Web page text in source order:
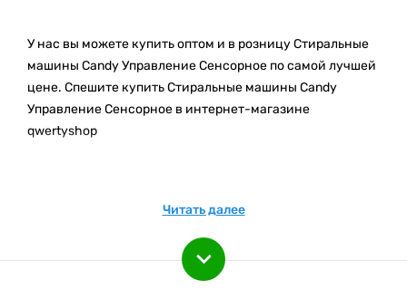
У нас вы можете купить оптом и в розницу Стиральные
машины Candy Управление Сенсорное по самой лучшей
цене. Спешите купить Стиральные машины Candy
Управление Сенсорное в интернет-магазине
qwertyshop
Подпишитесь на e-mail рассылку, чтобы быть вкурсе
наших акционных предложениях и новинках.
Читать далее